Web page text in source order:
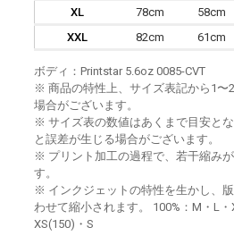
XL
78cm 58cm
XXL
82cm 61cm
ボディ：Printstar 5.6oz 0085-CVT
※ 商品の特性上、サイズ表記から1〜
場合がございます。
※ サイズ表の数値はあくまで目安と
と誤差が生じる場合がございます。
※ プリント加工の過程で、若干縮み
す。
※ インクジェットの特性を生かし、
わせて縮小されます。 100%：M・L・
XS(150)・S